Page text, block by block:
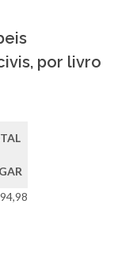
por livro
94,98